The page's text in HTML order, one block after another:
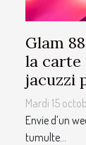
Glam
la carte
jacuzzi
Mardi 15
Envie d’un
tumulte...